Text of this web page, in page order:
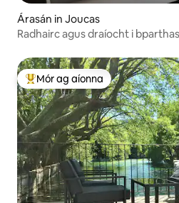
Árasán in Joucas
Radhairc agus draíocht i bparthas
An-mhór ag aíonna
Mór ag aíonna